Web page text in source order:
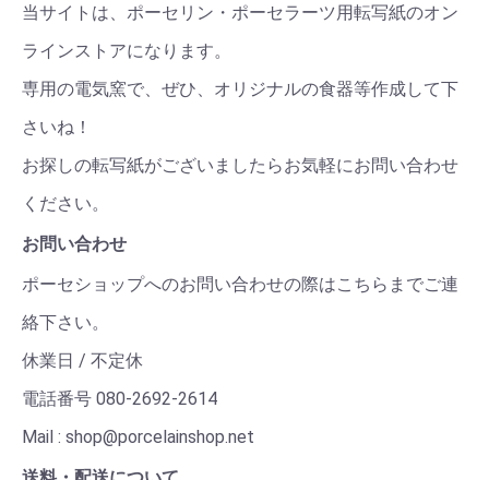
当サイトは、ポーセリン・ポーセラーツ用転写紙のオン
ラインストアになります。
専用の電気窯で、ぜひ、オリジナルの食器等作成して下
さいね！
お探しの転写紙がございましたらお気軽にお問い合わせ
ください。
お問い合わせ
ポーセショップへのお問い合わせの際はこちらまでご連
絡下さい。
休業日 / 不定休
電話番号 080-2692-2614
Mail : shop@porcelainshop.net